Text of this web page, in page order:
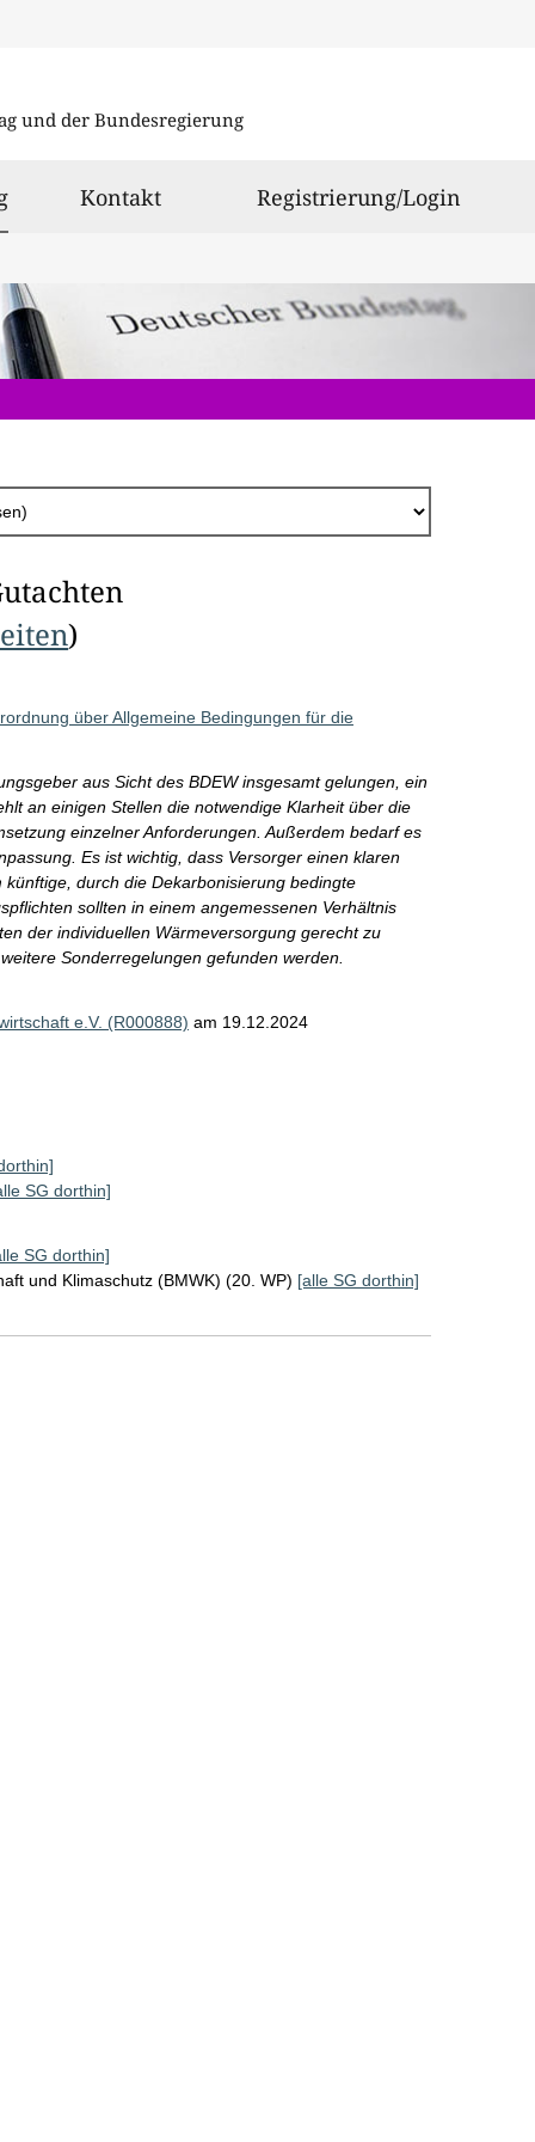
und der Bundesregierung
ausgewählt
Kontakt Registrierung/Login
)
über Allgemeine Bedingungen für die
aus Sicht des BDEW insgesamt gelungen, ein
an einigen Stellen die notwendige Klarheit über die
einzelner Anforderungen. Außerdem bedarf es
Es ist wichtig, dass Versorger einen klaren
durch die Dekarbonisierung bedingte
sollten in einem angemessenen Verhältnis
der individuellen Wärmeversorgung gerecht zu
Sonderregelungen gefunden werden.
e.V. (R000888) am 19.12.2024
SG dorthin]
SG dorthin]
und Klimaschutz (BMWK) (20. WP) [alle SG dorthin]